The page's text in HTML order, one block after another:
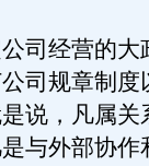
经营的大
司规章制度
说，凡属关
与外部协作